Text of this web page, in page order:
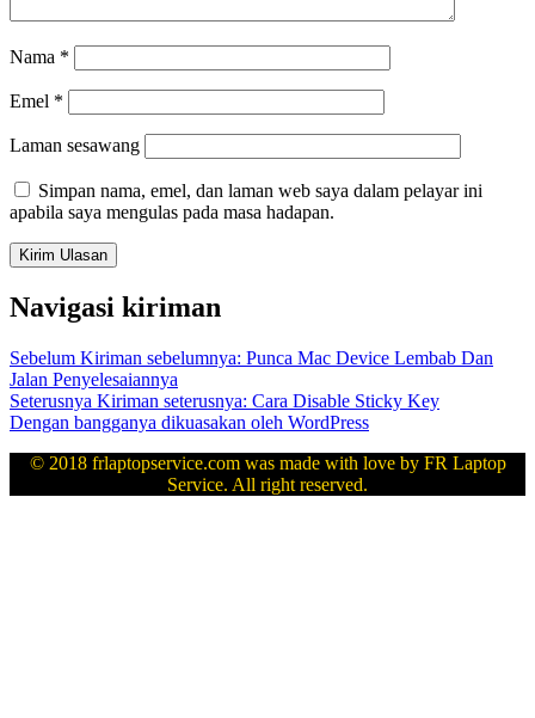
Nama *
Emel *
Laman sesawang
Simpan nama, emel, dan laman web saya dalam pelayar ini
apabila saya mengulas pada masa hadapan.
Navigasi kiriman
Sebelum Kiriman sebelumnya: Punca Mac Device Lembab Dan
Jalan Penyelesaiannya
Seterusnya Kiriman seterusnya: Cara Disable Sticky Key
Dengan bangganya dikuasakan oleh WordPress
© 2018 frlaptopservice.com was made with love by FR Laptop
Service. All right reserved.